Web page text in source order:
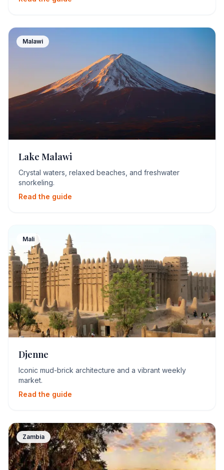
Malawi
Lake Malawi
Crystal waters, relaxed beaches, and freshwater
snorkeling.
Read the guide
Mali
Djenne
Iconic mud-brick architecture and a vibrant weekly
market.
Read the guide
Zambia